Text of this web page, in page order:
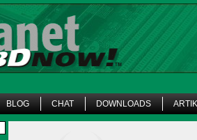
BLOG CHAT DOWNLOADS